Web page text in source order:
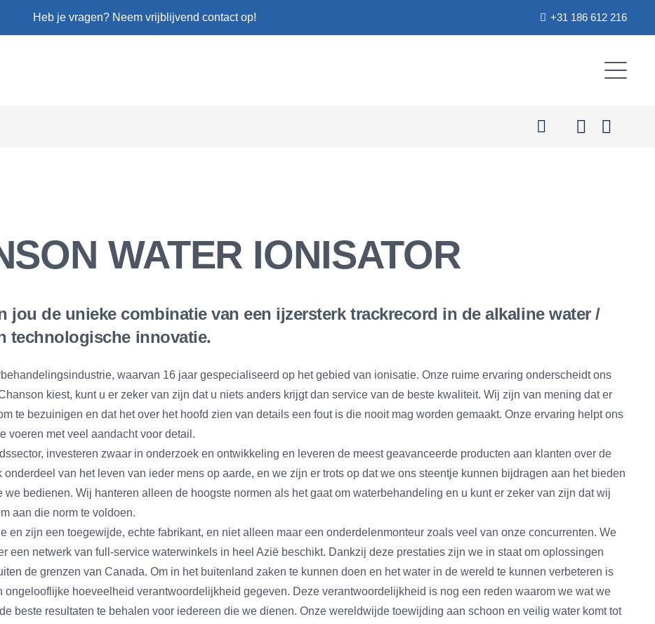
Heb je vragen? Neem vrijblijvend contact op! +31 186 612 216
WATER IONISATOR
jou de unieke combinatie van een ijzersterk trackrecord in de alkaline water /
technologische innovatie.
waarvan 16 jaar gespecialiseerd op het gebied van ionisatie. Onze ruime ervaring onderscheidt ons
kiest, kunt u er zeker van zijn dat u niets anders krijgt dan service van de beste kwaliteit. Wij zijn van mening dat er
te bezuinigen en dat het over het hoofd zien van details een fout is die nooit mag worden gemaakt. Onze ervaring helpt ons
voeren met veel aandacht voor detail.
investeren zwaar in onderzoek en ontwikkeling en leveren de meest geavanceerde producten aan klanten over de
van het leven van ieder mens op aarde, en we zijn er trots op dat we ons steentje kunnen bijdragen aan het bieden
bedienen. Wij hanteren alleen de hoogste normen als het gaat om waterbehandeling en u kunt er zeker van zijn dat wij
aan die norm te voldoen.
en zijn een toegewijde, echte fabrikant, en niet alleen maar een onderdelenmonteur zoals veel van onze concurrenten. We
een netwerk van full-service waterwinkels in heel Azië beschikt. Dankzij deze prestaties zijn we in staat om oplossingen
de grenzen van Canada. Om in het buitenland zaken te kunnen doen en het water in de wereld te kunnen verbeteren is
ongelooflijke hoeveelheid verantwoordelijkheid gegeven. Deze verantwoordelijkheid is nog een reden waarom we wat we
beste resultaten te behalen voor iedereen die we dienen. Onze wereldwijde toewijding aan schoon en veilig water komt tot